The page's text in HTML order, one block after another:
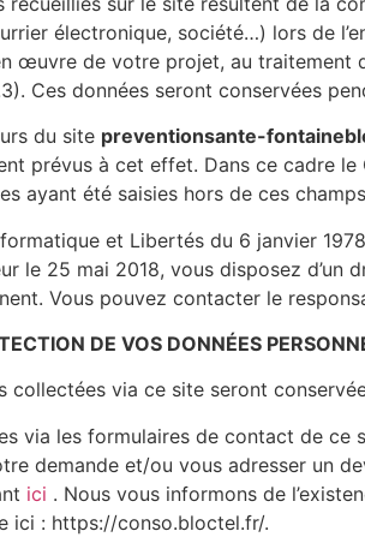
électronique, société…) lors de
œuvre de votre projet, au
Ces données seront conservées
du site preventionsante-
prévus à cet effet. Dans ce cadre
ayant été saisies hors de ces
et Libertés du 6 janvier
le 25 mai 2018, vous disposez
Vous pouvez contacter le
DE VOS DONNÉES
collectées via ce site seront
via les formulaires de contact de
demande et/ou vous adresser un
ici . Nous vous informons de
ici : https://conso.bloctel.fr/.